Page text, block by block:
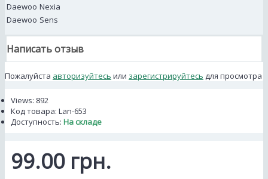
Daewoo Nexia
Daewoo Sens
Написать отзыв
Пожалуйста авторизуйтесь или зарегистрируйтесь для просмотра
Views: 892
Код товара: Lan-653
Доступность: На складе
99.00 грн.